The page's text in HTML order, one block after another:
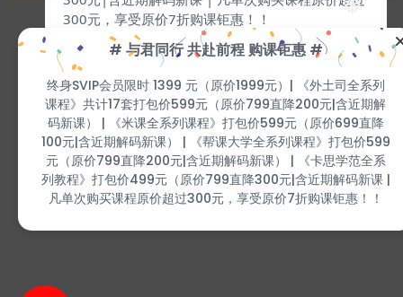
❅
❅
❅
❅
❅
❅
❅
Copyright © 202351找课网- All rights reserved
本站支持课程资源互换，优质课程资源互换请联系微信在线客服：
zhaokewang598(备注：课程互换)
赣ICP备2022079527-009号
# 与君同行 共赴前程 购课钜惠 #
终身SVIP会员限时 1399 元（原价1999元）| 《外土司全系列
课程》共计17套打包价599元（原价799直降200元|含近期解
码新课） | 《米课全系列课程》打包价599元（原价699直降
100元|含近期解码新课） | 《帮课大学全系列课程》打包价
599元（原价799直降200元|含近期解码新课） | 《卡思学范
全系列教程》打包价499元（原价799直降300元|含近期解码
新课 | 凡单次购买课程原价超过300元，享受原价7折购课钜
惠！！
300元，享受原价7折购课钜惠！！